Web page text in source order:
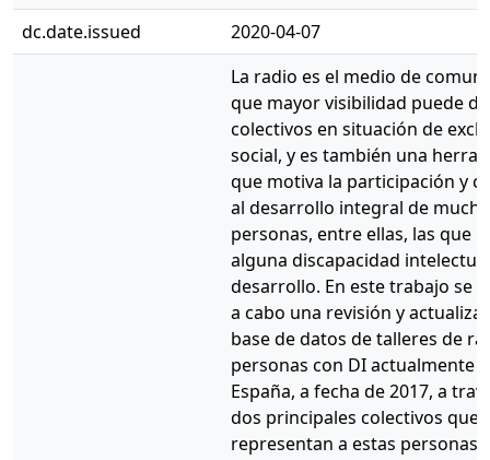
dc.date.issued
2020-04-07
La radio es el medio de
que mayor visibilidad puede
colectivos en situación de
social, y es también una
que motiva la participación y
al desarrollo integral de
personas, entre ellas, las que
alguna discapacidad
desarrollo. En este trabajo se
a cabo una revisión y
base de datos de talleres de
personas con DI actualmente
España, a fecha de 2017, a
dos principales colectivos que
representan a estas personas: